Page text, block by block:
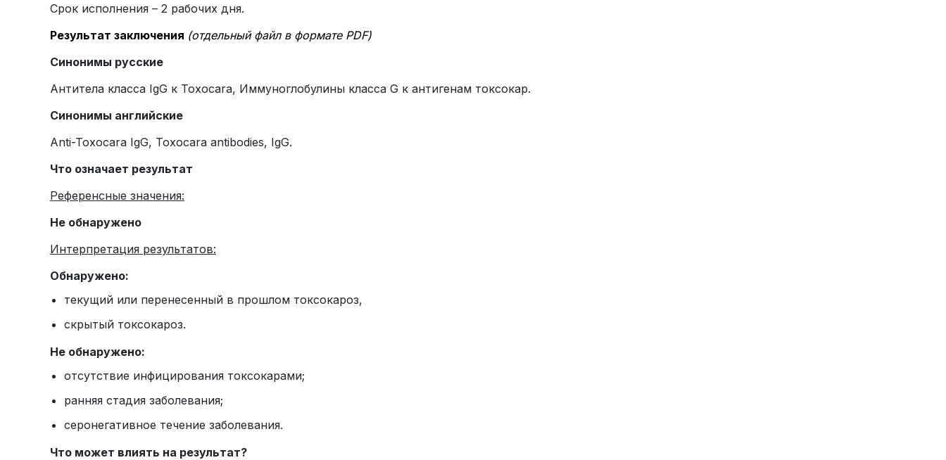
Срок исполнения – 2 рабочих дня.
Результат заключения (отдельный файл в формате PDF)
Синонимы русские
Антитела класса IgG к Toxocara, Иммуноглобулины класса G к антигенам токсокар.
Синонимы английские
Anti-Toxocara IgG, Toxocara antibodies, IgG.
Что означает результат
Референсные значения:
Не обнаружено
Интерпретация результатов:
Обнаружено:
текущий или перенесенный в прошлом токсокароз,
скрытый токсокароз.
Не обнаружено:
отсутствие инфицирования токсокарами;
ранняя стадия заболевания;
серонегативное течение заболевания.
Что может влиять на результат?